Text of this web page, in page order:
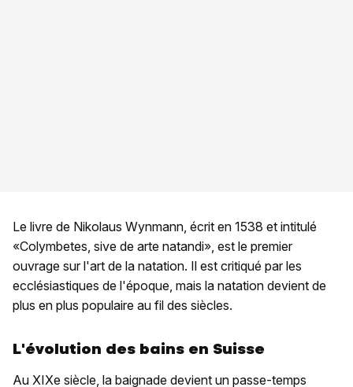
Le livre de Nikolaus Wynmann, écrit en 1538 et intitulé
«Colymbetes, sive de arte natandi», est le premier
ouvrage sur l'art de la natation. Il est critiqué par les
ecclésiastiques de l'époque, mais la natation devient de
plus en plus populaire au fil des siècles.
L'évolution des bains en Suisse
Au XIXe siècle, la baignade devient un passe-temps